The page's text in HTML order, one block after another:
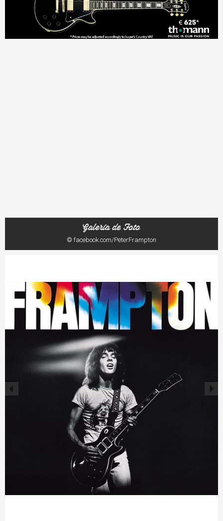
Galería de Foto
© facebook.com/PeterFrampton